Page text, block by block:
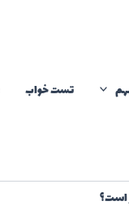
تست خواب
است؟